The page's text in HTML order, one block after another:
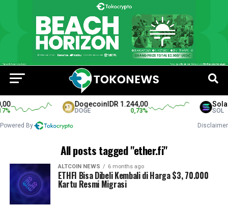
%
DogecoinIDR 1.244,00
DOGE 0,73% SOL
Powered By Disclaimer
All posts tagged "ether.fi"
ALTCOIN NEWS 6 months ago
ETHFI Bisa Dibeli Kembali di Harga $3, 70.000
Kartu Resmi Migrasi